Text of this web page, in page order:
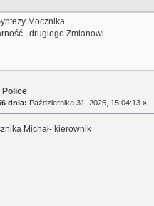
Mocznika
, drugiego Zmianowi
Police
dnia: Października 31, 2025, 15:04:13 »
Michał- kierownik